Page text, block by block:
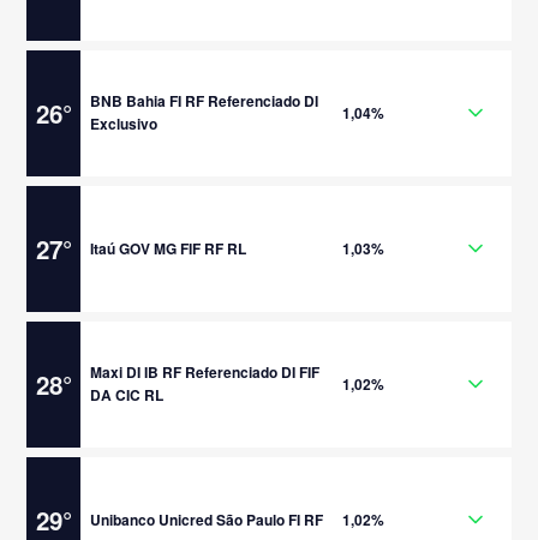
26°
BNB Bahia FI RF Referenciado DI
Exclusivo
1,04%
27° Itaú GOV MG FIF RF RL 1,03%
28°
Maxi DI IB RF Referenciado DI FIF
DA CIC RL
1,02%
29° Unibanco Unicred São Paulo FI RF 1,02%